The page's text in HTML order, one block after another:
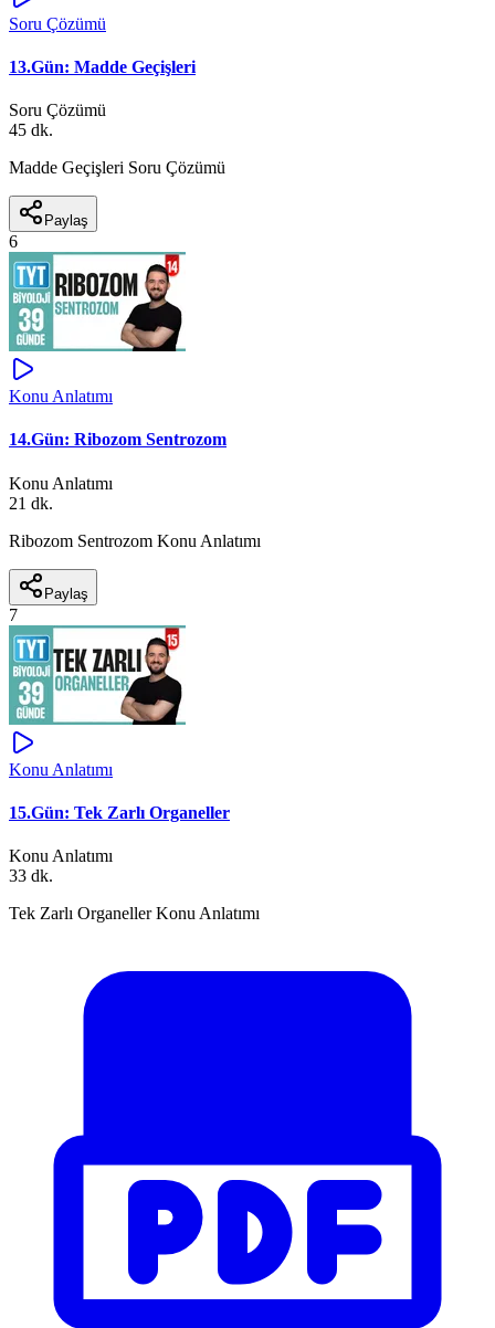
Soru Çözümü
13.Gün: Madde Geçişleri
Soru Çözümü
45 dk.
Madde Geçişleri Soru Çözümü
Paylaş
6
Konu Anlatımı
14.Gün: Ribozom Sentrozom
Konu Anlatımı
21 dk.
Ribozom Sentrozom Konu Anlatımı
Paylaş
7
Konu Anlatımı
15.Gün: Tek Zarlı Organeller
Konu Anlatımı
33 dk.
Tek Zarlı Organeller Konu Anlatımı